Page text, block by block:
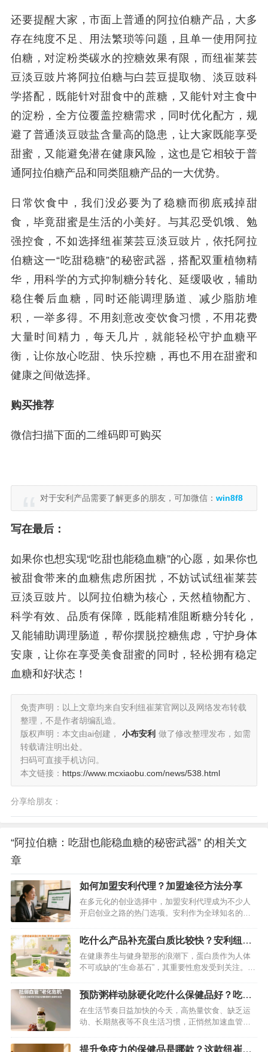
还要提醒大家，市面上普通的阿拉伯糖产品，大多
存在纯度不足、用法繁琐等问题，且单一使用阿拉
伯糖，对淀粉类碳水的控糖效果有限，而纽崔莱芸
豆淡豆豉片将阿拉伯糖与白芸豆提取物、淡豆豉科
学搭配，既能针对甜食中的蔗糖，又能针对主食中
的淀粉，全方位覆盖控糖需求，同时优化配方，规
避了普通淡豆豉盐含量高的隐患，让大家既能享受
甜蜜，又能避免潜在健康风险，这也是它相较于普
通阿拉伯糖产品和同类阻糖产品的一大优势。
日常饮食中，我们没必要为了稳糖而彻底戒掉甜
食，毕竟甜蜜是生活的小美好。与其忍受饥饿、勉
强控食，不如选择纽崔莱芸豆淡豆豉片，依托阿拉
伯糖这一“吃甜稳糖”的秘密武器，搭配双重植物精
华，用科学的方式抑制糖分转化、延缓吸收，辅助
稳住餐后血糖，同时还能调理肠道、减少脂肪堆
积，一举多得。不用刻意改变饮食习惯，不用花费
大量时间精力，每天几片，就能轻松守护血糖平
衡，让你放心吃甜、快乐控糖，再也不用在甜蜜和
健康之间做选择。
购买推荐
微信扫描下面的二维码即可购买
对于安利产品需要了解更多的朋友，可加微信： win8f8
写在最后：
如果你也想实现“吃甜也能稳血糖”的心愿，如果你也
被甜食带来的血糖焦虑所困扰，不妨试试纽崔莱芸
豆淡豆豉片。以阿拉伯糖为核心，天然植物配方、
科学有效、品质有保障，既能精准阻断糖分转化，
又能辅助调理肠道，帮你摆脱控糖焦虑，守护身体
安康，让你在享受美食甜蜜的同时，轻松拥有稳定
血糖和好状态！
免责声明：以上文章均来自安利纽崔莱官网以及网络发布转载
整理，不是作者胡编乱造。
版权声明：本文由ai创建，
小布安利 做了修改整理发布，如需
转载请注明出处。
扫码可直接手机访问。
本文链接： https://www.mcxiaobu.com/news/538.html
分享给朋友：
“阿拉伯糖：吃甜也能稳血糖的秘密武器” 的相关文
章
如何加盟安利代理？加盟途径方法分享
在多元化的创业选择中，加盟安利代理成为不少人
开启创业之路的热门选项。安利作为全球知名的直
丰富，涵盖营养保健、美容护肤、个人护理和家居
清洁等多个领域 。如果你也对安利代理加盟感兴
趣，那就跟随这份攻略，迈出创业的第一步。…
吃什么产品补充蛋白质比较快？安利纽崔
莱蛋白粉别错过
在健康养生与健身塑形的浪潮下，蛋白质作为人体
不可或缺的“生命基石”，其重要性愈发受到关注。无
复，亦或是老年人维持机体活力，及时高效地补充
蛋白质都至关重要。面对市面上琳琅满目的蛋白质
补充产品，究竟哪一款能快速满足身体需求？答案
非安利纽崔莱蛋白粉莫属，它凭借科…
预防粥样动脉硬化吃什么保健品好？吃这
款纽崔莱汉本萃葆芯饮品最好
在生活节奏日益加快的今天，高热量饮食、缺乏运
动、长期熬夜等不良生活习惯，正悄然加速血管的
形杀手”，其发病隐匿却危害巨大。当血管壁逐渐堆
提升免疫力的保健品是哪款？这款纽崔莱